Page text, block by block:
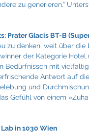
zu generieren.“
Prater Glacis BT-B
zu denken, weit über
der Kategorie
Bedürfnissen mit
Antwort auf
und
Gefühl von einem
in 1030 Wien